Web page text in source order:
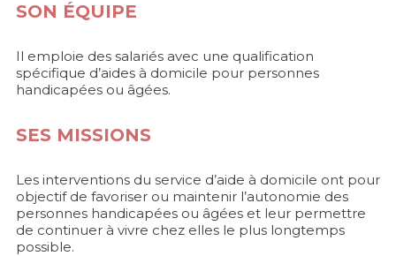
SON ÉQUIPE
Il emploie des salariés avec une qualification
spécifique d’aides à domicile pour personnes
handicapées ou âgées.
SES MISSIONS
Les interventions du service d’aide à domicile ont pour
objectif de favoriser ou maintenir l’autonomie des
personnes handicapées ou âgées et leur permettre
de continuer à vivre chez elles le plus longtemps
possible.